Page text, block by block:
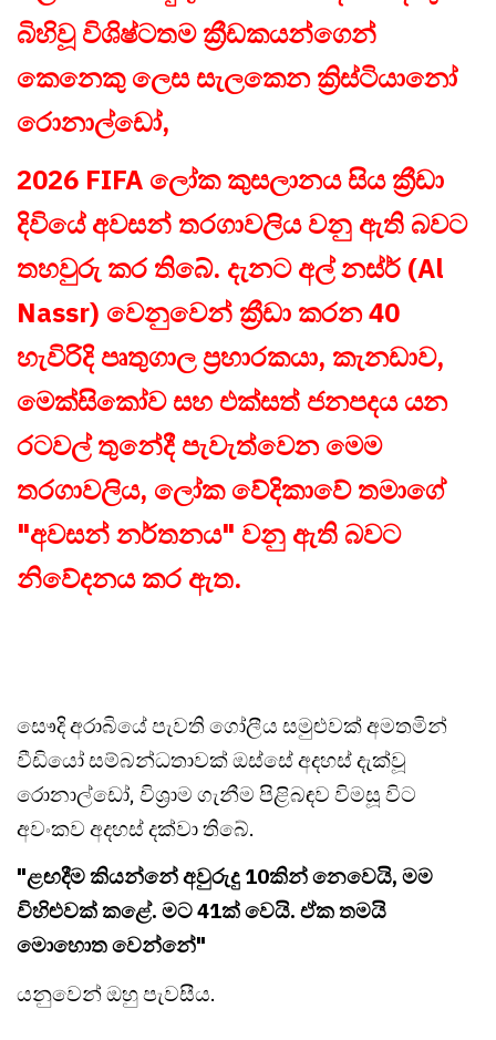
බිහිවූ විශිෂ්ටතම ක්‍රීඩකයන්ගෙන්
කෙනෙකු ලෙස සැලකෙන ක්‍රිස්ටියානෝ
රොනාල්ඩෝ,
2026 FIFA ලෝක කුසලානය සිය ක්‍රීඩා
දිවියේ අවසන් තරගාවලිය වනු ඇති බවට
තහවුරු කර තිබේ. දැනට අල් නස්ර් (Al
Nassr) වෙනුවෙන් ක්‍රීඩා කරන 40
හැවිරිදි පෘතුගාල ප්‍රහාරකයා, කැනඩාව,
මෙක්සිකෝව සහ එක්සත් ජනපදය යන
රටවල් තුනේදී පැවැත්වෙන මෙම
තරගාවලිය, ලෝක වේදිකාවේ තමාගේ
"අවසන් නර්තනය" වනු ඇති බවට
නිවේදනය කර ඇත.
සෞදි අරාබියේ පැවති ගෝලීය සමුළුවක් අමතමින්
වීඩියෝ සම්බන්ධතාවක් ඔස්සේ අදහස් දැක්වූ
රොනාල්ඩෝ, විශ්‍රාම ගැනීම පිළිබඳව විමසූ විට
අවංකව අදහස් දක්වා තිබේ.
"ළඟදීම කියන්නේ අවුරුදු 10කින් නෙවෙයි, මම
විහිළුවක් කළේ. මට 41ක් වෙයි. ඒක තමයි
මොහොත වෙන්නේ"
යනුවෙන් ඔහු පැවසීය.